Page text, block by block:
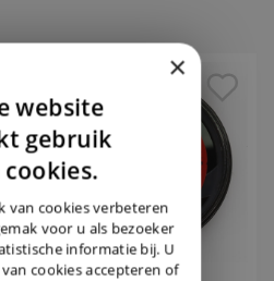
GERMAN
×
website
gebruik
cookies.
van cookies verbeteren
voor u als bezoeker
informatie bij. U
cookies accepteren of